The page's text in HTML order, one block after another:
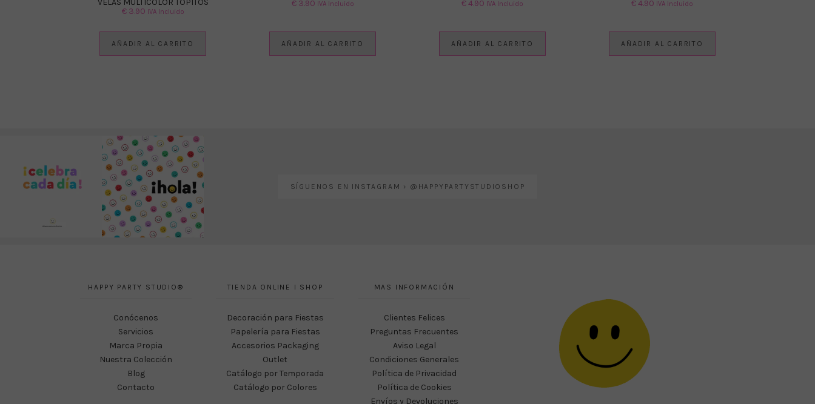
VELAS MULTICOLOR TOPITOS
€3.90 IVA Incluido
AÑADIR AL CARRITO
€3.90 IVA Incluido
AÑADIR AL CARRITO
€4.90 IVA Incluido
AÑADIR AL CARRITO
€4.90 IVA Incluido
AÑADIR AL CARRITO
SÍGUENOS EN INSTAGRAM › @HAPPYPARTYSTUDIOSHOP
HAPPY PARTY STUDIO®
Conócenos
Servicios
Marca Propia
Nuestra Colección
Blog
Contacto
TIENDA ONLINE I SHOP
Decoración para Fiestas
Papelería para Fiestas
Accesorios Packaging
Outlet
Catálogo por Temporada
Catálogo por Colores
MAS INFORMACIÓN
Clientes Felices
Preguntas Frecuentes
Aviso Legal
Condiciones Generales
Política de Privacidad
Política de Cookies
Envíos y Devoluciones